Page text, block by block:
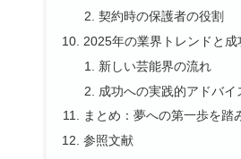
契約時の保護者の役割
2025年の業界トレンドと成
新しい芸能界の流れ
成功への実践的アドバイ
まとめ：夢への第一歩を踏
参照文献